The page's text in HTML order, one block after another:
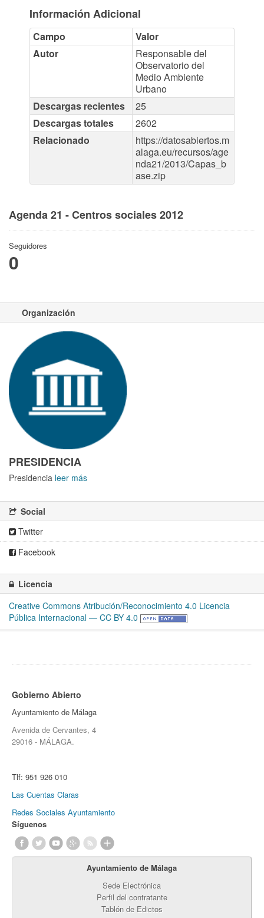
Información Adicional
Campo
Valor
Autor
Responsable del
Observatorio del
Medio Ambiente
Urbano
Descargas recientes
25
Descargas totales
2602
Relacionado
https://datosabiertos.m
alaga.eu/recursos/age
nda21/2013/Capas_b
ase.zip
Agenda 21 - Centros sociales 2012
Seguidores
0
Organización
PRESIDENCIA
Presidencia leer más
Social
Twitter
Facebook
Licencia
Creative Commons Atribución/Reconocimiento 4.0 Licencia
Pública Internacional — CC BY 4.0
Gobierno Abierto
Ayuntamiento de Málaga
Avenida de Cervantes, 4
29016 - MÁLAGA.
Tlf: 951 926 010
Las Cuentas Claras
Redes Sociales Ayuntamiento
Síguenos
Ayuntamiento de Málaga
Sede Electrónica
Perfil del contratante
Tablón de Edictos